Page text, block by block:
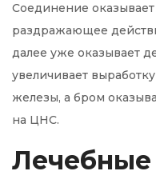
Соединение
раздражающее
далее уже оказывает
увеличивает
железы, а бром
на ЦНС.